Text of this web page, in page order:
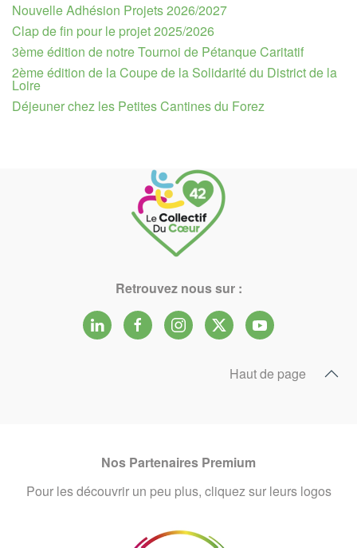
Nouvelle Adhésion Projets 2026/2027
Clap de fin pour le projet 2025/2026
3ème édition de notre Tournoi de Pétanque Caritatif
2ème édition de la Coupe de la Solidarité du District de la
Loire
Déjeuner chez les Petites Cantines du Forez
Retrouvez nous sur :
Haut de page
Nos Partenaires Premium
Pour les découvrir un peu plus, cliquez sur leurs logos